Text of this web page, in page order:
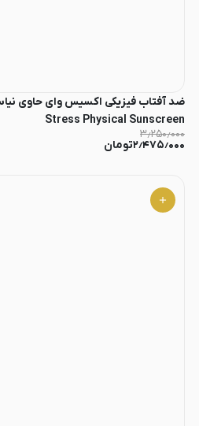
Stress Physical Sunscreen
۳٫۲۵۰٫۰۰۰
۲٫۴۷۵٫۰۰۰تومان